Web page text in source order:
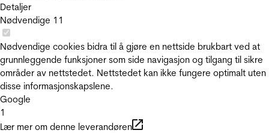
Detaljer
Nødvendige 11
Nødvendige cookies bidra til å gjøre en nettside brukbart ved at
grunnleggende funksjoner som side navigasjon og tilgang til sikre
områder av nettstedet. Nettstedet kan ikke fungere optimalt uten
disse informasjonskapslene.
Google
1
Lær mer om denne leverandøren